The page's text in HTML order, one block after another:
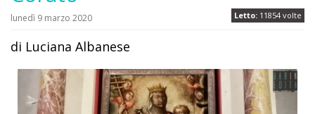
Letto: 11854 volte
lunedì 9 marzo 2020
di Luciana Albanese